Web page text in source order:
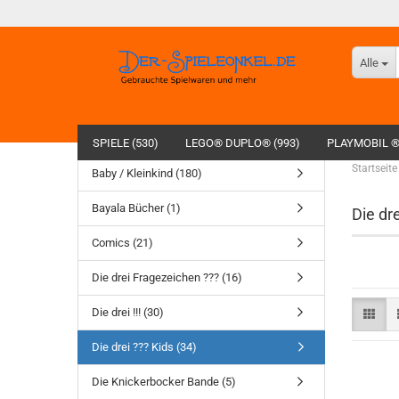
Alle
SPIELE (530) LEGO® DUPLO® (993) PLAYMOBIL
Startseite
Die
Baby / Kleinkind (180)
Bayala Bücher (1)
Comics (21)
Die drei Fragezeichen ??? (16)
Die drei !!! (30)
Die drei ??? Kids (34)
Die Knickerbocker Bande (5)